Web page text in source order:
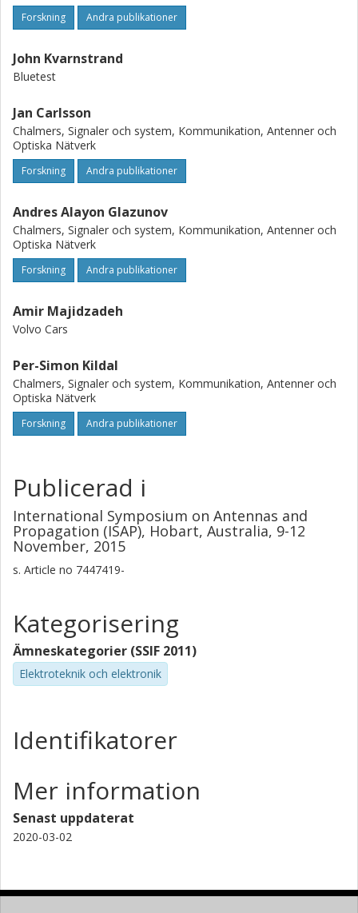
Forskning Andra publikationer
John Kvarnstrand
Bluetest
Jan Carlsson
Chalmers, Signaler och system, Kommunikation, Antenner och
Optiska Nätverk
Forskning Andra publikationer
Andres Alayon Glazunov
Chalmers, Signaler och system, Kommunikation, Antenner och
Optiska Nätverk
Forskning Andra publikationer
Amir Majidzadeh
Volvo Cars
Per-Simon Kildal
Chalmers, Signaler och system, Kommunikation, Antenner och
Optiska Nätverk
Forskning Andra publikationer
Publicerad i
International Symposium on Antennas and
Propagation (ISAP), Hobart, Australia, 9-12
November, 2015
s. Article no 7447419-
Kategorisering
Ämneskategorier (SSIF 2011)
Elektroteknik och elektronik
Identifikatorer
Mer information
Senast uppdaterat
2020-03-02